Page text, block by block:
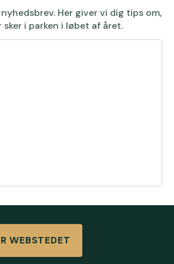
Her giver vi dig tips om,
sker i parken i løbet af året.
WEBSTEDET